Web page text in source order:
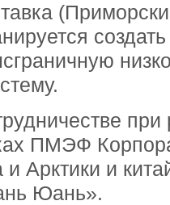
при
ПМЭФ
и Арктики и
Юань».